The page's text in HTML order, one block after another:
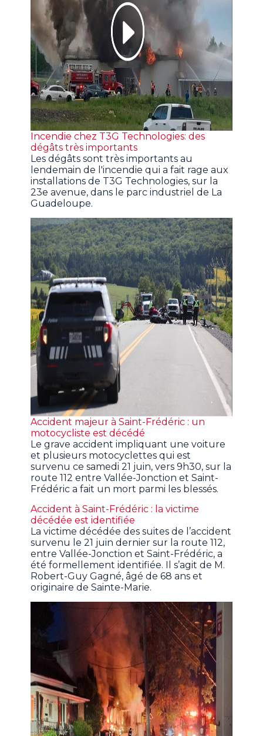
Incendie chez T3G Technologies: des
dégâts très importants
Les dégâts sont très importants au
lendemain de l'incendie qui a fait rage aux
installations de T3G Technologies, sur la
23e avenue, dans le parc industriel de La
Guadeloupe.
Accident majeur à Saint-Frédéric : un
motocycliste est décédé
Le grave accident impliquant une voiture
et plusieurs motocyclettes qui est
survenu ce samedi 21 juin, vers 9h30, sur la
route 112 entre Vallée-Jonction et Saint-
Frédéric a fait un mort parmi les blessés.
Accident à Saint-Frédéric : la victime
décédée est identifiée
La victime décédée des suites de l’accident
survenu le 21 juin dernier sur la route 112,
entre Vallée-Jonction et Saint-Frédéric, a
été formellement identifiée. Il s’agit de M.
Robert-Guy Gagné, âgé de 68 ans et
originaire de Sainte-Marie.